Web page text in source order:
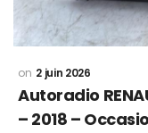
2 juin 2026
Autoradio
– 2018 –